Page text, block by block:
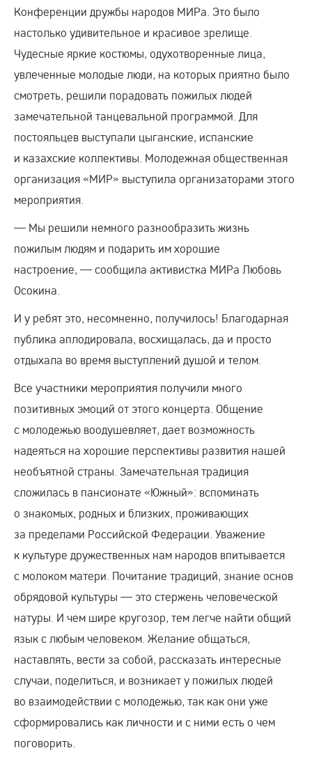
Конференции дружбы народов МИРа. Это было
настолько удивительное и красивое зрелище.
Чудесные яркие костюмы, одухотворенные лица,
увлеченные молодые люди, на которых приятно было
смотреть, решили порадовать пожилых людей
замечательной танцевальной программой. Для
постояльцев выступали цыганские, испанские
и казахские коллективы. Молодежная общественная
организация «МИР» выступила организаторами этого
мероприятия.
— Мы решили немного разнообразить жизнь
пожилым людям и подарить им хорошие
настроение, — сообщила активистка МИРа Любовь
Осокина.
И у ребят это, несомненно, получилось! Благодарная
публика аплодировала, восхищалась, да и просто
отдыхала во время выступлений душой и телом.
Все участники мероприятия получили много
позитивных эмоций от этого концерта. Общение
с молодежью воодушевляет, дает возможность
надеяться на хорошие перспективы развития нашей
необъятной страны. Замечательная традиция
сложилась в пансионате «Южный»: вспоминать
о знакомых, родных и близких, проживающих
за пределами Российской Федерации. Уважение
к культуре дружественных нам народов впитывается
с молоком матери. Почитание традиций, знание основ
обрядовой культуры — это стержень человеческой
натуры. И чем шире кругозор, тем легче найти общий
язык с любым человеком. Желание общаться,
наставлять, вести за собой, рассказать интересные
случаи, поделиться, и возникает у пожилых людей
во взаимодействии с молодежью, так как они уже
сформировались как личности и с ними есть о чем
поговорить.